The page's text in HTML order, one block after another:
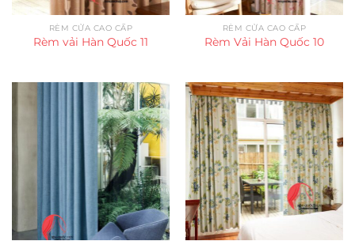
RÈM CỬA CAO CẤP
Rèm vải Hàn Quốc 11
RÈM CỬA CAO CẤP
Rèm Vải Hàn Quốc 10